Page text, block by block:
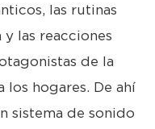
las rutinas
las reacciones
de la
hogares. De ahí
sistema de sonido